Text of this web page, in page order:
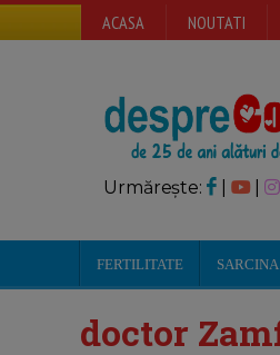
ACASA NOUTATI
Urmărește: |
FERTILITATE SARCINA
doctor